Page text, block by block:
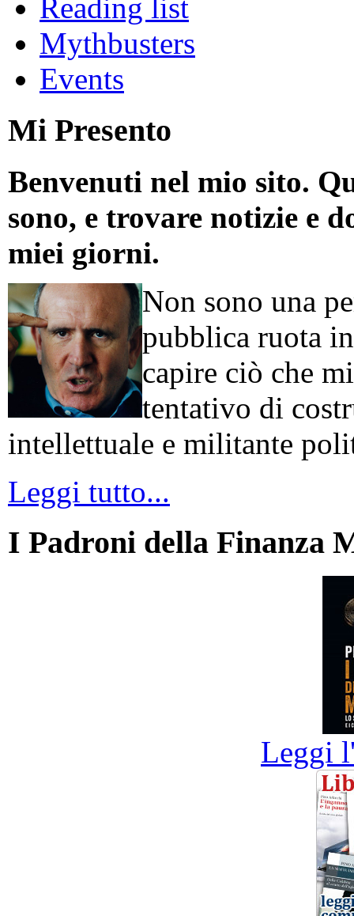
Reading list
Mythbusters
Events
Mi Presento
Benvenuti nel mio sito.
sono, e trovare notizie e
miei giorni.
Non sono una
pubblica ruota
capire ciò che
tentativo di
intellettuale e militante
Leggi tutto...
I Padroni della Finanza
Leggi